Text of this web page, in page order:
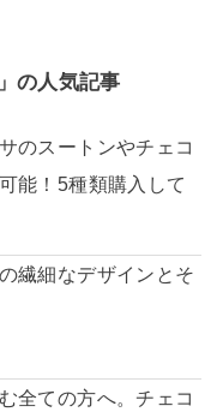
」の人気記事
のスートンやチェコ
能！5種類購入して
繊細なデザインとそ
全ての方へ。チェコ